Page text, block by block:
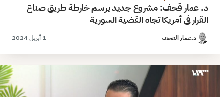
د. عمار قحف: مشروع جديد يرسم خارطة طريق صناع
القرار في أمريكا تجاه القضية السورية
د.عمار القحف 1 أبريل 2024